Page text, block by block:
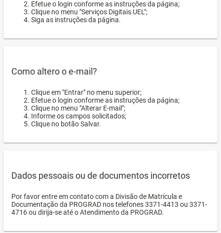
Efetue o login conforme as instruções da página;
Clique no menu "Serviços Digitais UEL";
Siga as instruções da página.
Como altero o e-mail?
Clique em "Entrar" no menu superior;
Efetue o login conforme as instruções da página;
Clique no menu "Alterar E-mail";
Informe os campos solicitados;
Clique no botão Salvar.
Dados pessoais ou de documentos incorretos
Por favor entre em contato com a Divisão de Matrícula e
Documentação da PROGRAD nos telefones 3371-4413 ou 3371-
4716 ou dirija-se até o Atendimento da PROGRAD.